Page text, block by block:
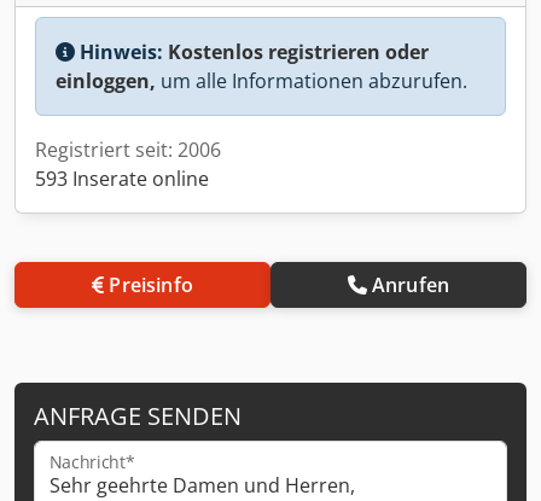
Hinweis: Kostenlos registrieren oder
einloggen, um alle Informationen abzurufen.
Registriert seit: 2006
593 Inserate online
Preisinfo Anrufen
ANFRAGE SENDEN
Nachricht*